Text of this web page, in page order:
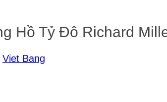
Hồ Tỷ Đô Richard
Viet Bang